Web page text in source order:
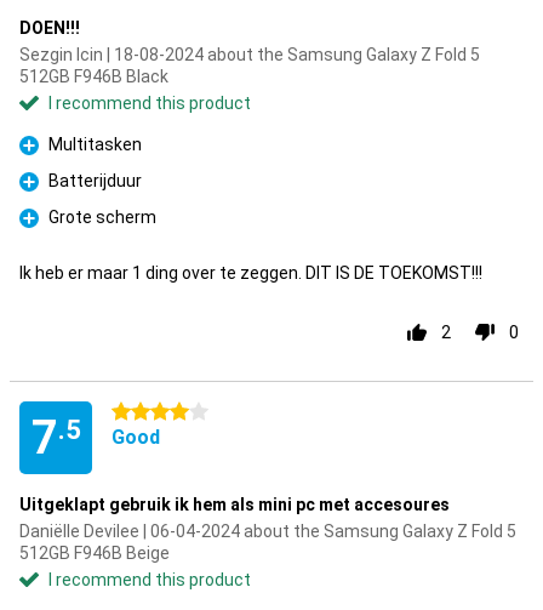
DOEN!!!
Sezgin Icin | 18-08-2024 about the Samsung Galaxy Z Fold 5
512GB F946B Black
I recommend this product
Pro
Multitasken
Pro
Batterijduur
Pro
Grote scherm
Ik heb er maar 1 ding over te zeggen. DIT IS DE TOEKOMST!!!
2 0
7.5
4 stars
Good
Uitgeklapt gebruik ik hem als mini pc met accesoures
Daniëlle Devilee | 06-04-2024 about the Samsung Galaxy Z Fold 5
512GB F946B Beige
I recommend this product